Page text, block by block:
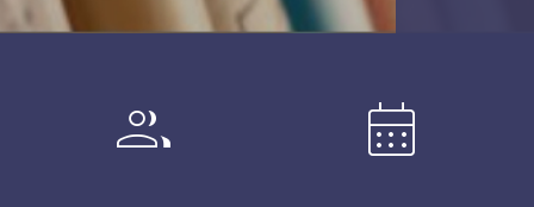
group calendar_month